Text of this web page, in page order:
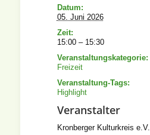
Datum:
05. Juni 2026
Zeit:
15:00 – 15:30
Veranstaltungskategorie:
Freizeit
Veranstaltung-Tags:
Highlight
Veranstalter
Kronberger Kulturkreis e.V.